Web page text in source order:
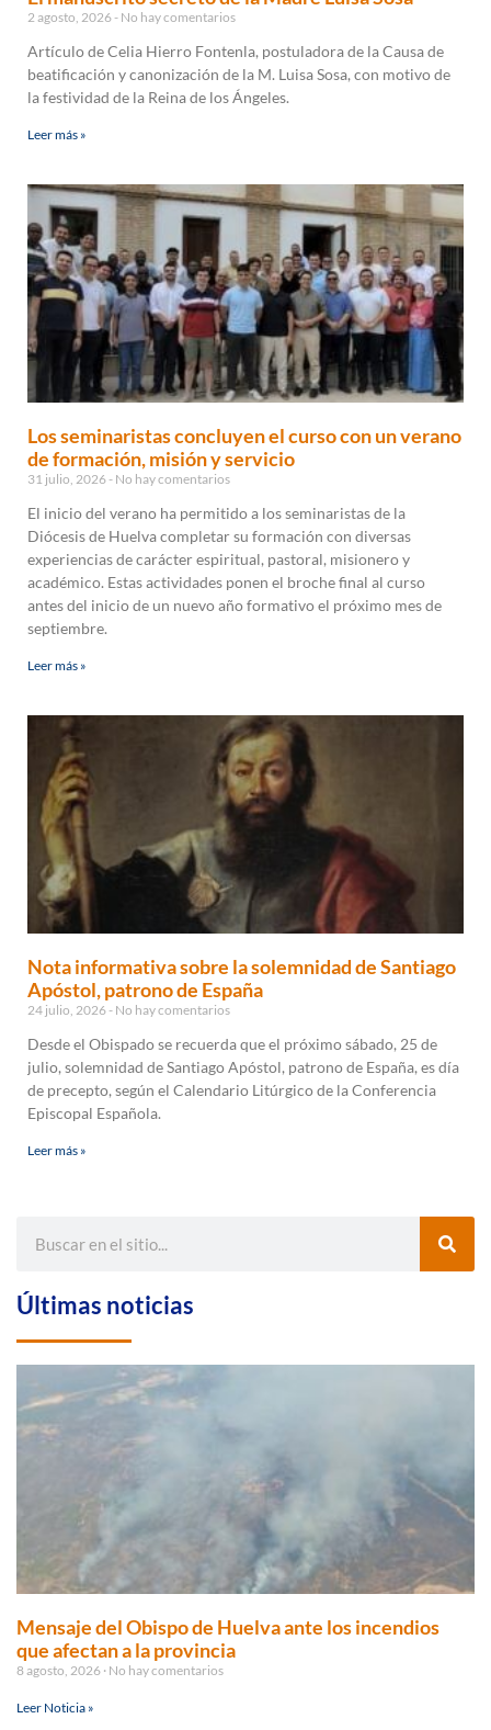
2 agosto, 2026 No hay comentarios
Artículo de Celia Hierro Fontenla, postuladora de la Causa de
beatificación y canonización de la M. Luisa Sosa, con motivo de
la festividad de la Reina de los Ángeles.
Leer más »
Los seminaristas concluyen el curso con un verano
de formación, misión y servicio
31 julio, 2026 No hay comentarios
El inicio del verano ha permitido a los seminaristas de la
Diócesis de Huelva completar su formación con diversas
experiencias de carácter espiritual, pastoral, misionero y
académico. Estas actividades ponen el broche final al curso
antes del inicio de un nuevo año formativo el próximo mes de
septiembre.
Leer más »
Nota informativa sobre la solemnidad de Santiago
Apóstol, patrono de España
24 julio, 2026 No hay comentarios
Desde el Obispado se recuerda que el próximo sábado, 25 de
julio, solemnidad de Santiago Apóstol, patrono de España, es día
de precepto, según el Calendario Litúrgico de la Conferencia
Episcopal Española.
Leer más »
Últimas noticias
Mensaje del Obispo de Huelva ante los incendios
que afectan a la provincia
8 agosto, 2026 No hay comentarios
Leer Noticia »